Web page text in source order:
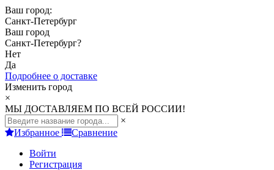
Ваш город:
Санкт-Петербург
Ваш город
Санкт-Петербург?
Нет
Да
Подробнее о доставке
Изменить город
×
МЫ ДОСТАВЛЯЕМ ПО ВСЕЙ РОССИИ!
×
Избранное
Сравнение
Войти
Регистрация